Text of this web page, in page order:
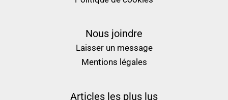
Nous joindre
Laisser un message
Mentions légales
Articles les plus lus